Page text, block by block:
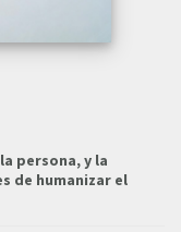
persona, y la
de humanizar el